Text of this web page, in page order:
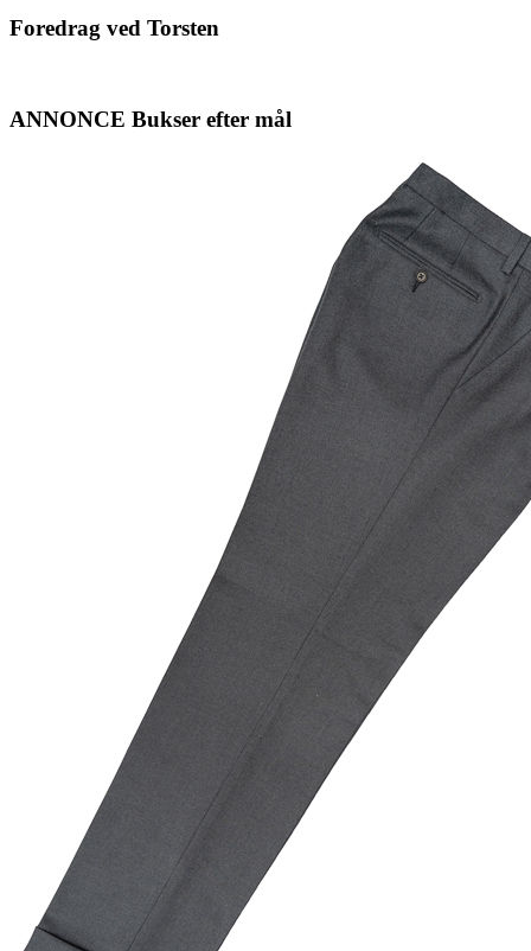
Foredrag ved Torsten
ANNONCE Bukser efter mål